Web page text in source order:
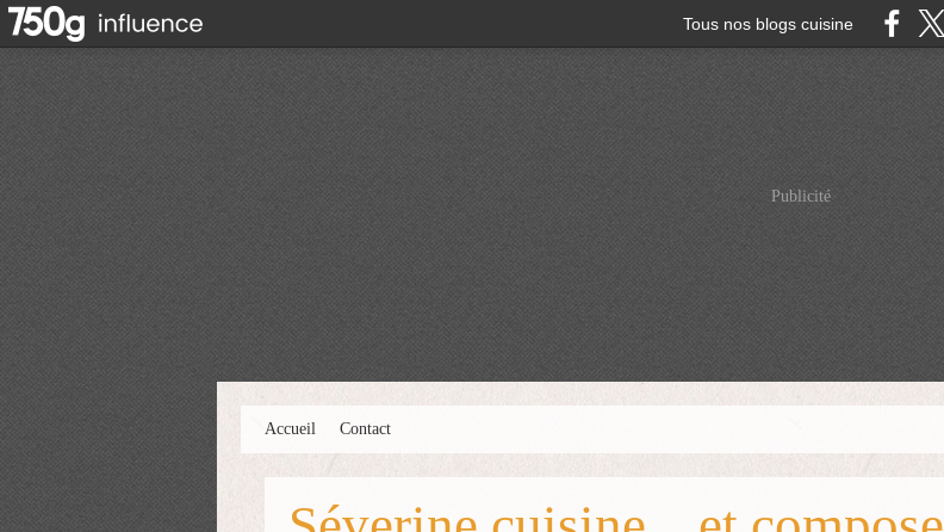
Tous nos blogs cuisine
Publicité
Accueil Contact